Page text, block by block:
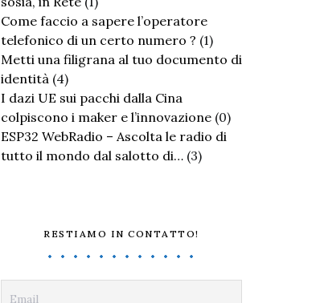
Come faccio a sapere l’operatore
telefonico di un certo numero ? (1)
Metti una filigrana al tuo documento di
identità (4)
I dazi UE sui pacchi dalla Cina
colpiscono i maker e l’innovazione (0)
ESP32 WebRadio – Ascolta le radio di
tutto il mondo dal salotto di… (3)
RESTIAMO IN CONTATTO!